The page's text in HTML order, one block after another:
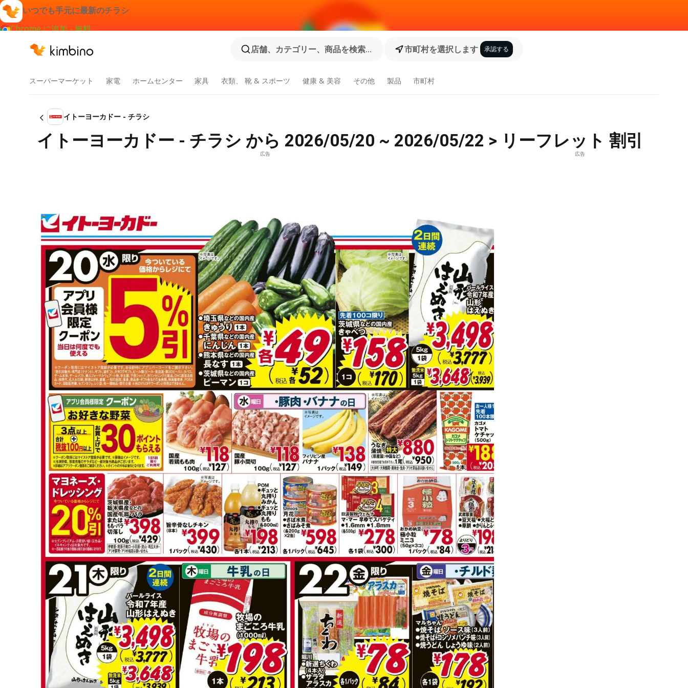
いつでも手元に最新のチラシ
Chrome に追加 - 無料
店舗、カテゴリー、商品を検索...
市町村を選択します 承認する
スーパーマーケット 家電 ホームセンター 家具 衣類、 靴 & スポーツ 健康 & 美容 その他 製品 市町村
イトーヨーカドー - チラシ
イトーヨーカドー - チラシ から 2026/05/20 ~ 2026/05/22 > リーフレット 割引
広告 広告